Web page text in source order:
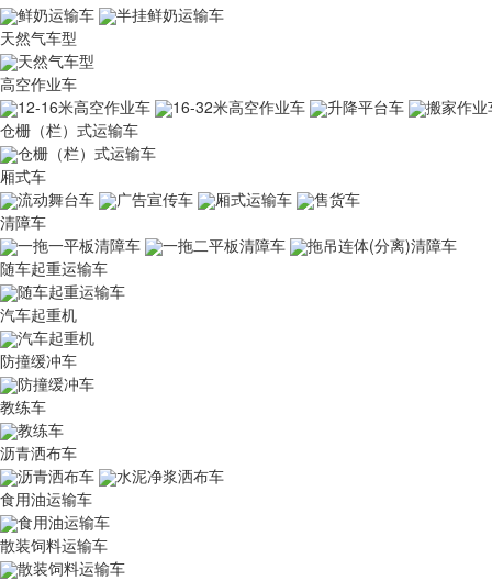
鲜奶运输车
半挂鲜奶运输车
天然气车型
天然气车型
高空作业车
12-16米高空作业车
16-32米高空作业车 升降平台车
搬家作业
仓栅（栏）式运输车
仓栅（栏）式运输车
厢式车
流动舞台车
广告宣传车 厢式运输车
售货车
清障车
一拖一平板清障车
一拖二平板清障车
拖吊连体(分离)清障车
随车起重运输车
随车起重运输车
汽车起重机
汽车起重机
防撞缓冲车
防撞缓冲车
教练车
教练车
沥青洒布车
沥青洒布车
水泥净浆洒布车
食用油运输车
食用油运输车
散装饲料运输车
散装饲料运输车